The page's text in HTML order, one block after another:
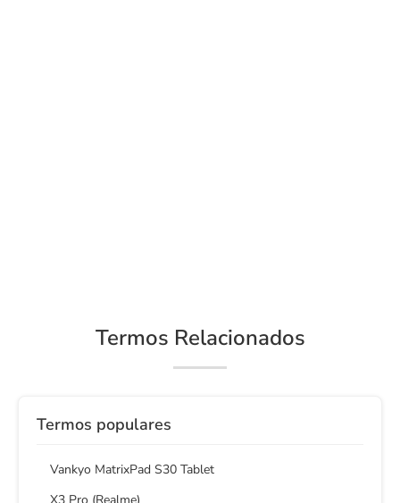
Termos Relacionados
Termos populares
Vankyo MatrixPad S30 Tablet
X3 Pro (Realme)